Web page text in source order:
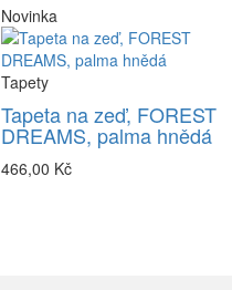
Novinka
Tapety
Tapeta na zeď, FOREST
DREAMS, palma hnědá
466,00 Kč